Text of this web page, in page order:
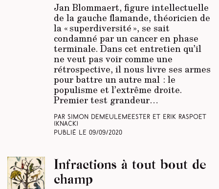
Jan Blommaert, figure intellectuelle
de la gauche flamande, théoricien de
la « superdiversité », se sait
condamné par un cancer en phase
terminale. Dans cet entretien qu’il
ne veut pas voir comme une
rétrospective, il nous livre ses armes
pour battre un autre mal : le
populisme et l’extrême droite.
Premier test grandeur…
Par Simon Demeulemeester et Erik Raspoet
(Knack)
Publié le 09/09/2020
Infractions à tout bout de
champ